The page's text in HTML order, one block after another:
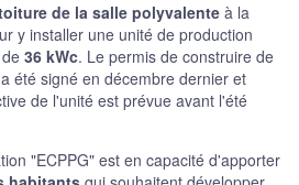
de la salle polyvalente à la
y installer une unité de production
36 kWc. Le permis de construire de
été signé en décembre dernier et
de l'unité est prévue avant l'été
"ECPPG" est en capacité d'apporter